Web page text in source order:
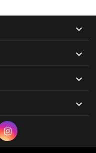



